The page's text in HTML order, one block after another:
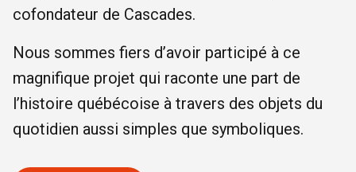
cofondateur de Cascades.
Nous sommes fiers d’avoir participé à ce
magnifique projet qui raconte une part de
l’histoire québécoise à travers des objets du
quotidien aussi simples que symboliques.